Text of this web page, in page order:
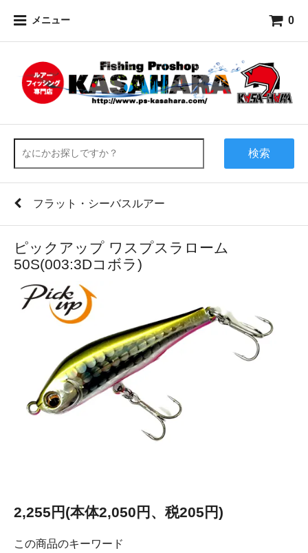
メニュー 0
検索
フラット・シーバスルアー
ピックアップ ワスプスラローム
50S(003:3Dコボラ)
2,255円(本体2,050円、税205円)
この商品のキーワード